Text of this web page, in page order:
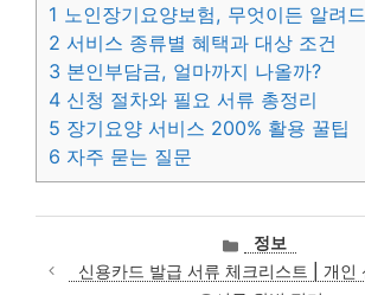
1 노인장기요양보험, 무엇이든 알려
2 서비스 종류별 혜택과 대상 조건
3 본인부담금, 얼마까지 나올까?
4 신청 절차와 필요 서류 총정리
5 장기요양 서비스 200% 활용 꿀팁
6 자주 묻는 질문
카
테
고
정보
신용카드 발급 서류 체크리스트 | 개인